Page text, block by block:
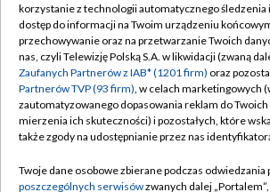
TVP
Abonament TVP
Emisja w TVP
Centrum informacji TVP
Naziemna Telewizja Cyfrowa
Rada Programowa
Regulamin TVP
Polityka prywatności
Moje zgody
Pomoc
Kontakt
korzystanie z technologii automatycznego śledzenia
dostęp do informacji na Twoim urządzeniu
przechowywanie oraz na przetwarzanie Twoich
nas, czyli Telewizję Polską S.A. w likwidacji (zwaną
Zaufanych Partnerów z IAB* (1201 firm) oraz
Partnerów TVP (93 firm), w celach marketingowych
zautomatyzowanego dopasowania reklam do
mierzenia ich skuteczności) i pozostałych, które
także zgody na udostępnianie przez nas
Twoje dane osobowe zbierane podczas odwiedzania
poszczególnych serwisówzwanych dalej